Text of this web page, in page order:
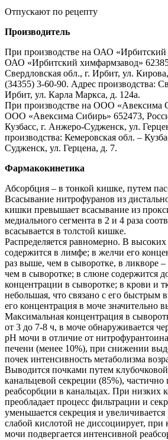
Отпускают по рецепту
Производитель
При производстве на ОАО «Ирбитский
ОАО «Ирбитский химфармзавод»
Свердловская обл., г. Ирбит, ул.
(34355) 3-60-90. Адрес производства:
Ирбит, ул. Карла Маркса, д. 124а.
При производстве на ООО «Авексима
ООО «Авексима Сибирь» 652473,
Кузбасс, г. Анжеро-Судженск, ул.
производства: Кемеровская обл. –
Судженск, ул. Герцена, д. 7.
Фармакокинетика
Абсорбция – в тонкой кишке, путем
Всасывание нитрофуранов из
кишки превышает всасывание из
медиального сегмента в 2 и 4 раза
всасывается в толстой кишке.
Распределяется равномерно. В
содержится в лимфе; в желчи его
раз выше, чем в сыворотке, в ликворе –
чем в сыворотке; в слюне содержится
концентрации в сыворотке; в крови и
небольшая, что связано с его быстрым
его концентрация в моче значительно
Максимальная концентрация в
от 3 до 7-8 ч, в моче обнаруживается
рН мочи в отличие от
печени (менее 10%), при снижении
почек интенсивность метаболизма
Выводится почками путем
канальцевой секреции (85%), частично
реабсорбции в канальцах. При низких
преобладает процесс фильтрации и
уменьшается секреция и
слабой кислотой не диссоциирует,
мочи подвергается интенсивной